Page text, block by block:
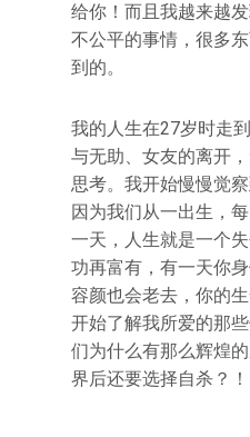
给你！而且我越来越
不公平的事情，很多
到的。
我的人生在27岁时走
与无助、女友的离开
思考。我开始慢慢觉
因为我们从一出生，
一天，人生就是一个
功再富有，有一天你
容颜也会老去，你的
开始了解我所爱的那
们为什么有那么辉煌
界后还要选择自杀？！